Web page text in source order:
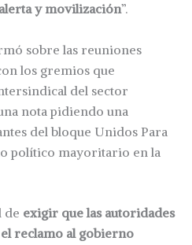
y movilización”.
sobre las reuniones
los gremios que
del sector
nota pidiendo una
del bloque Unidos Para
político mayoritario en la
de exigir que las autoridades
reclamo al gobierno